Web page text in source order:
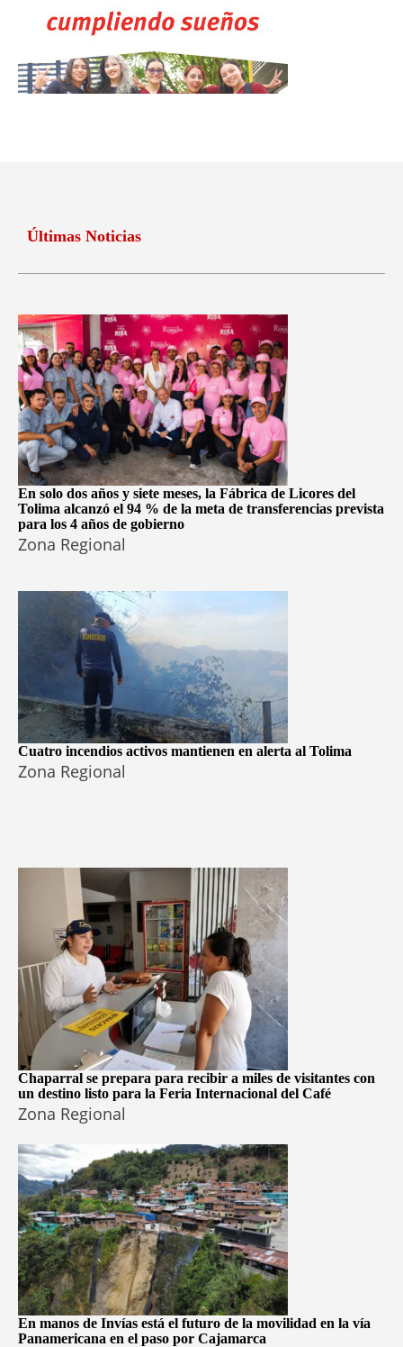
Últimas Noticias
En solo dos años y siete meses, la Fábrica de Licores del
Tolima alcanzó el 94 % de la meta de transferencias prevista
para los 4 años de gobierno
Zona Regional
Cuatro incendios activos mantienen en alerta al Tolima
Zona Regional
Chaparral se prepara para recibir a miles de visitantes con
un destino listo para la Feria Internacional del Café
Zona Regional
En manos de Invías está el futuro de la movilidad en la vía
Panamericana en el paso por Cajamarca